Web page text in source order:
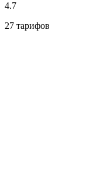
4.7
27 тарифов